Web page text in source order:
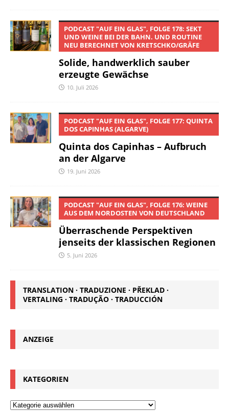
PODCAST "AUF EIN GLAS", FOLGE 178: SEKT
UND WEINE BEI DER BAHN. UND ROUTINE
NEU BERECHNET VON KRETSCHKO/GRÄFE
Solide, handwerklich sauber
erzeugte Gewächse
10. Juli 2026
PODCAST "AUF EIN GLAS", FOLGE 177: QUINTA
DOS CAPINHAS (ALGARVE)
Quinta dos Capinhas – Aufbruch
an der Algarve
19. Juni 2026
PODCAST "AUF EIN GLAS", FOLGE 176: WEINE
AUS DEM NORDOSTEN VON DEUTSCHLAND
Überraschende Perspektiven
jenseits der klassischen Regionen
5. Juni 2026
TRANSLATION · TRADUZIONE · PŘEKLAD ·
VERTALING · TRADUÇÃO · TRADUCCIÓN
ANZEIGE
KATEGORIEN